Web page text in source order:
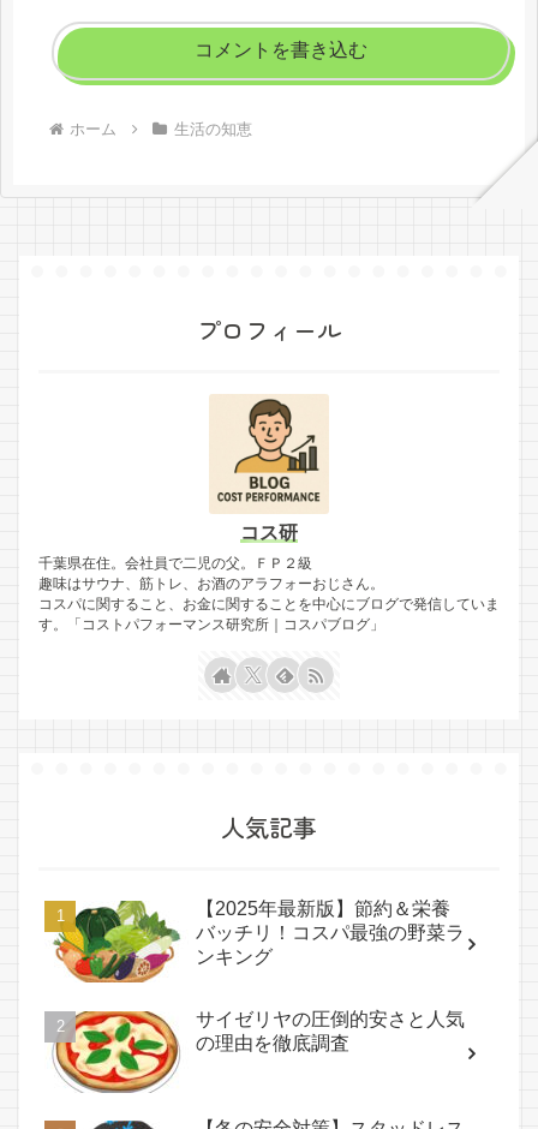
コメントを書き込む
ホーム 生活の知恵
プロフィール
コス研
千葉県在住。会社員で二児の父。ＦＰ２級
趣味はサウナ、筋トレ、お酒のアラフォーおじさん。
コスパに関すること、お金に関することを中心にブログで発信していま
す。「コストパフォーマンス研究所｜コスパブログ」
人気記事
【2025年最新版】節約＆栄養
バッチリ！コスパ最強の野菜ラ
ンキング
サイゼリヤの圧倒的安さと人気
の理由を徹底調査